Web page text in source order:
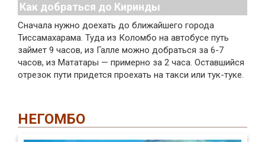
Как добраться до Киринды
Сначала нужно доехать до ближайшего города
Тиссамахарама. Туда из Коломбо на автобусе путь
займет 9 часов, из Галле можно добраться за 6-7
часов, из Мататары — примерно за 2 часа. Оставшийся
отрезок пути придется проехать на такси или тук-туке.
НЕГОМБО